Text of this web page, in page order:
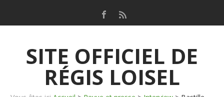
SITE OFFICIEL DE
RÉGIS LOISEL